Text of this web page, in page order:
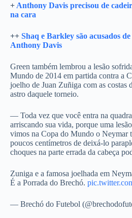
+ Anthony Davis precisou de
na cara
++ Shaq e Barkley são acusados
Anthony Davis
Green também lembrou a lesão
Mundo de 2014 em partida contra a
joelho de Juan Zuñiga com as costas
astro daquele torneio.
— Toda vez que você entra na
arriscando sua vida, porque uma
vimos na Copa do Mundo o Neymar
poucos centímetros de deixá-lo
choques na parte errada da cabeça
Zuniga e a famosa joelhada em
É a Porrada do Brechó.
— Brechó do Futebol